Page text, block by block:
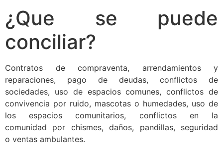
¿Que se puede
conciliar?
Contratos de compraventa, arrendamientos y
reparaciones, pago de deudas, conflictos de
sociedades, uso de espacios comunes, conflictos de
convivencia por ruido, mascotas o humedades, uso de
los espacios comunitarios, conflictos en la
comunidad por chismes, daños, pandillas, seguridad
o ventas ambulantes.